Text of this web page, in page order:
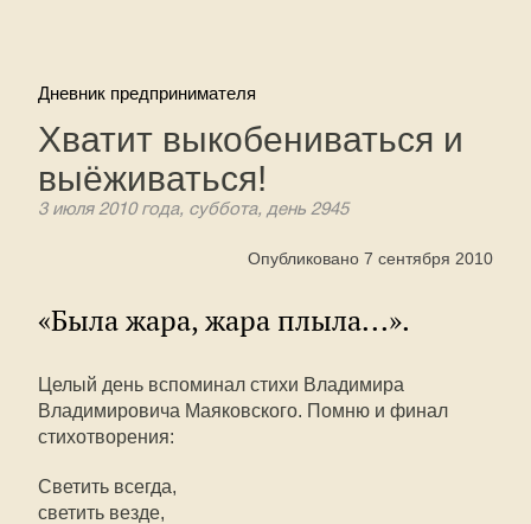
Дневник предпринимателя
Хватит выкобениваться и
выёживаться!
3 июля 2010 года, суббота, день 2945
Опубликовано 7 сентября 2010
«Была жара, жара плыла...».
Целый день вспоминал стихи Владимира
Владимировича Маяковского. Помню и финал
стихотворения:
Светить всегда,
светить везде,